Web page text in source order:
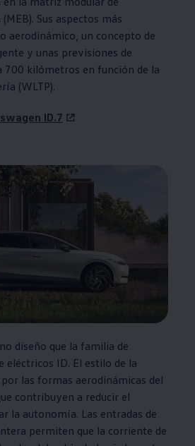
Sus aspectos más
aerodinámico, un concepto de
y unas previsiones de
700 kilómetros en función de la
(WLTP).
ID.7
diseño que la familia de
eléctricos ID. El estilo de la
las formas aerodinámicas del
contribuyen a reducir el
la autonomía. Las entradas de
permiten que la corriente de